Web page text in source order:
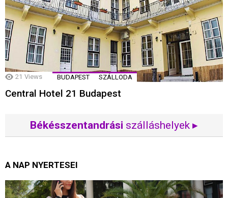
21 Views BUDAPEST SZÁLLODA
Central Hotel 21 Budapest
Békésszentandrási szálláshelyek ▸
A NAP NYERTESEI